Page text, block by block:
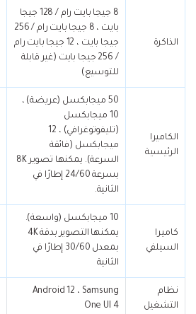
الذاكرة
8 جيجا بايت رام / 128 جيجا
بايت ، 8 جيجا بايت رام / 256
جيجا بايت ، 12 جيجا بايت رام
/ 256 جيجا بايت (غير قابلة
للتوسيع)
الكاميرا
الرئيسية
50 ميجابكسل (عريضة) ،
10 ميجابكسل
(تليفوتوغرافي) ، 12
ميجابكسل (فائقة
السرعة). يمكنها تصوير 8K
بسرعة 24/60 إطارًا في
الثانية.
كاميرا
السيلفي
10 ميجابكسل (واسعة).
يمكنها التصوير بدقة 4K
بمعدل 30/60 إطارًا في
الثانية
نظام
التشغيل
Android 12 ، Samsung
One UI 4